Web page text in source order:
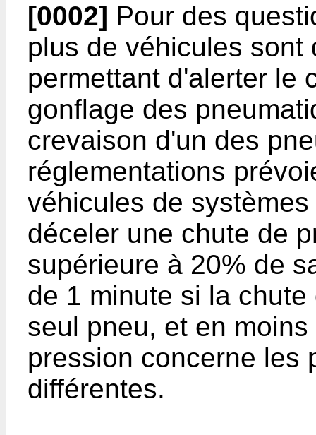
[0002] Pour des
plus de véhicules sont
permettant d'alerter le
gonflage des
crevaison d'un des
réglementations
véhicules de
déceler une chute de
supérieure à 20% de
de 1 minute si la
seul pneu, et en
pression concerne les
différentes.